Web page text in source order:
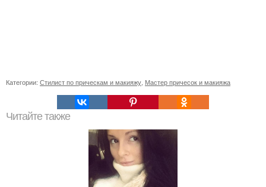
Категории: Стилист по прическам и макияжу Мастер причесок и макияжа
Читайте также